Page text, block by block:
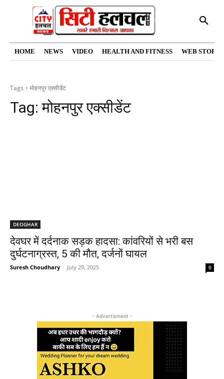
HOME NEWS VIDEO HEALTH AND FITNESS WEB
Tags मोहनपुर एक्सीडेंट
Tag:मोहनपुर एक्सीडेंट
DEOGHAR
देवघर में दर्दनाक सड़क हादसा: कांवरियों से भरी बस
दुर्घटनाग्रस्त, 5 की मौत, दर्जनों घायल
Suresh Choudhary - July 29, 2025 0
- Advertisment -